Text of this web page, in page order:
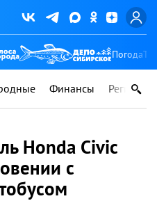
Погода
Финансы Регионы
Honda Civic
с